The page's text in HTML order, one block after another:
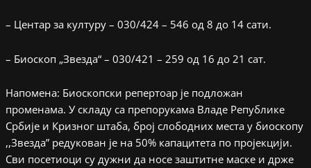
– Центар за културу – 030/424 – 546 од 8 до 14 сати.
– Биоскоп „Звезда“ – 030/421 – 259 од 16 до 21 сат.
Напомена: Биоскопски репертоар је подложан
променама. У складу са препорукама Владе Републике
Србије и Кризног штаба, број слободних места у биоскопу
,,Звезда” редукован је на 50% капацитета по пројекцији.
Сви посетиоци су дужни да носе заштитне маске и држе